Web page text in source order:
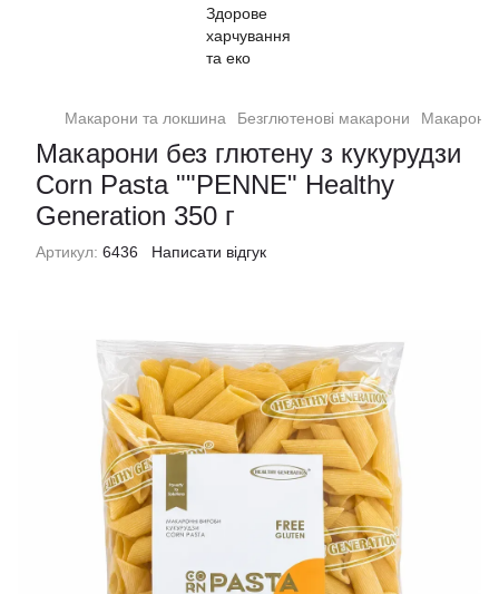
Макарони та локшина Безглютенові макарони Макарони
Макарони без глютену з кукурудзи
Corn Pasta ""РENNE" Healthy
Generation 350 г
Артикул: 6436 Написати відгук